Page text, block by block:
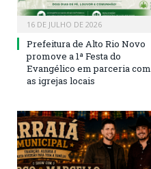
16 DE JULHO DE 2026
Prefeitura de Alto Rio Novo
promove a 1ª Festa do
Evangélico em parceria com
as igrejas locais